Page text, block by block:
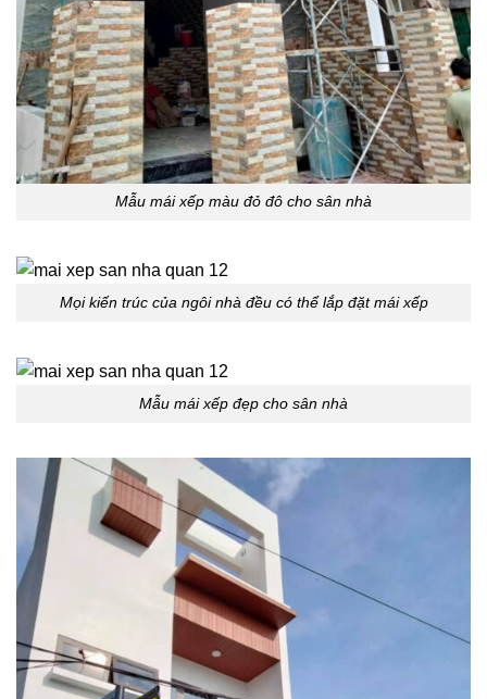
Mẫu mái xếp màu đỏ đô cho sân nhà
Mọi kiến trúc của ngôi nhà đều có thể lắp đặt mái xếp
Mẫu mái xếp đẹp cho sân nhà